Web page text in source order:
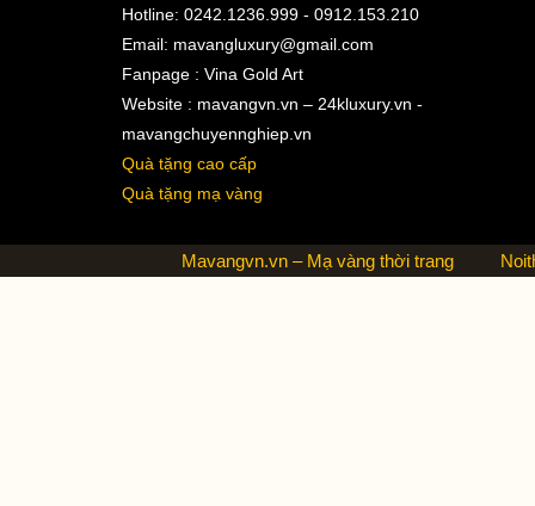
Hotline: 0242.1236.999 - 0912.153.210
Email: mavangluxury@gmail.com
Fanpage : Vina Gold Art
Website : mavangvn.vn – 24kluxury.vn -
mavangchuyennghiep.vn
Quà tặng cao cấp
Quà tặng mạ vàng
Mavangvn.vn – Mạ vàng thời trang